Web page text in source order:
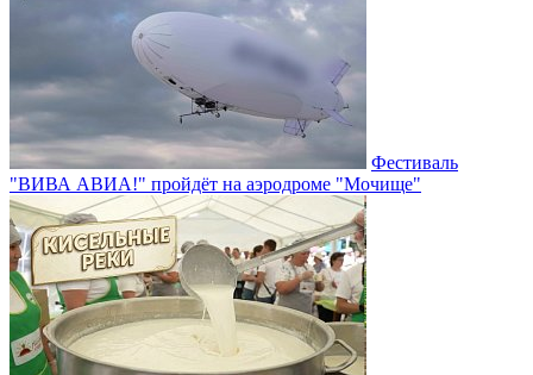
Фестиваль
"ВИВА АВИА!" пройдёт на аэродроме "Мочище"